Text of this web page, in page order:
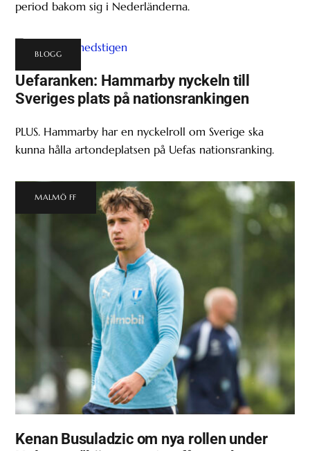
period bakom sig i Nederländerna.
BLOGG
Uefaranken: Hammarby nyckeln till
Sveriges plats på nationsrankingen
PLUS. Hammarby har en nyckelroll om Sverige ska
kunna hålla artondeplatsen på Uefas nationsranking.
MALMÖ FF
Kenan Busuladzic om nya rollen under